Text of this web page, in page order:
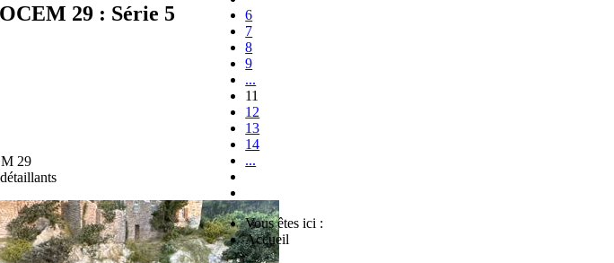
29 : Série 5
29
6
7
8
9
...
11
12
13
14
...
Vous êtes ici :
Accueil